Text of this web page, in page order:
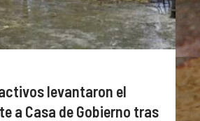
levantaron el
a Casa de Gobierno tras